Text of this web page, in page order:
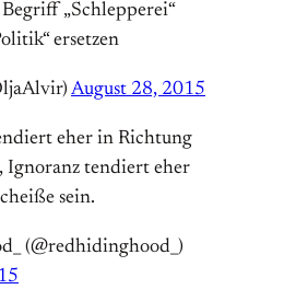
„Schlepperei“
ersetzen
August 28, 2015
eher in Richtung
Ignoranz tendiert eher
sein.
(@redhidinghood_)